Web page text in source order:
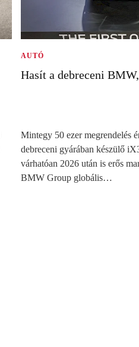
AUTÓ
Hasít a debreceni
Mintegy 50 ezer megrendelés
debreceni gyárában készülő
várhatóan 2026 után is erős
BMW Group globális…